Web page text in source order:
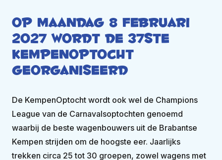
Op maandag 8 februari
2027 wordt de 37ste
KempenOptocht
georganiseerd
De KempenOptocht wordt ook wel de Champions
League van de Carnavalsoptochten genoemd
waarbij de beste wagenbouwers uit de Brabantse
Kempen strijden om de hoogste eer. Jaarlijks
trekken circa 25 tot 30 groepen, zowel wagens met